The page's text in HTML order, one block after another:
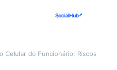
Celular do Funcionário: Riscos